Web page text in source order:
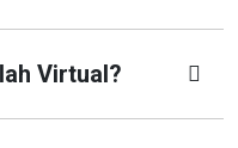
Virtual?